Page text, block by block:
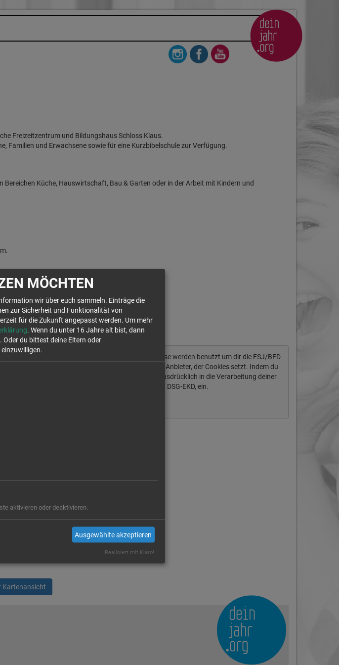
Freizeitzentrum und Bildungshaus Schloss Klaus.
Familien und Erwachsene sowie für eine Kurzbibelschule zur Verfügung.
Küche, Hauswirtschaft, Bau & Garten oder in der Arbeit mit Kindern und
IJFD-Jahr
für dich von OpenStreetMap.org Kartendaten ab. Diese werden benutzt um dir die FSJ/BFD
auf der Karte anzuzeigen. Es handelt sich um einen US-Anbieter, der Cookies setzt. Indem du
dieser Cookies zustimmst, willigst du auch ausdrücklich in die Verarbeitung deiner
Daten in den USA, laut § 10 Abs. 2 Nr. 1 DSG-EKD, ein.
Kartenansicht
MÖCHTEN
wir über euch sammeln. Einträge die
zur Sicherheit und Funktionalität von
für die Zukunft angepasst werden. Um mehr
. Wenn du unter 16 Jahre alt bist, dann
du bittest deine Eltern oder
aktivieren oder deaktivieren.
Ausgewählte akzeptieren
Realisiert mit Klaro!